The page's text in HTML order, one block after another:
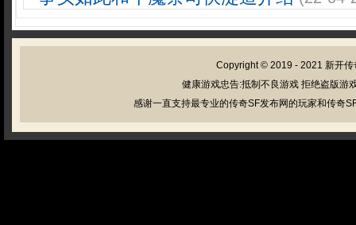
Copyright © 2019 - 2021 新开传
健康游戏忠告:抵制不良游戏 拒绝盗版游
感谢一直支持最专业的传奇SF发布网的玩家和传奇